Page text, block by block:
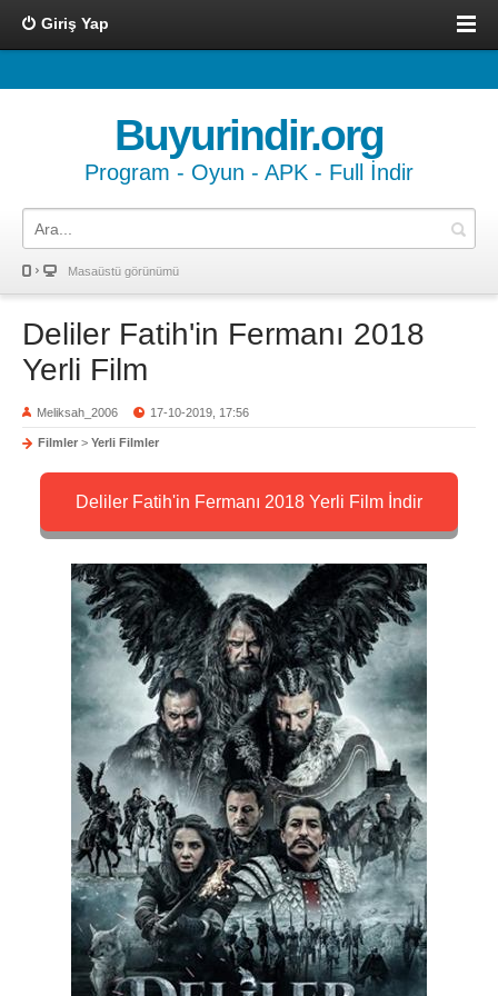
Giriş Yap
Buyurindir.org
Program - Oyun - APK - Full İndir
Masaüstü görünümü
Deliler Fatih'in Fermanı 2018
Yerli Film
Meliksah_2006 17-10-2019, 17:56
Filmler > Yerli Filmler
Deliler Fatih'in Fermanı 2018 Yerli Film İndir